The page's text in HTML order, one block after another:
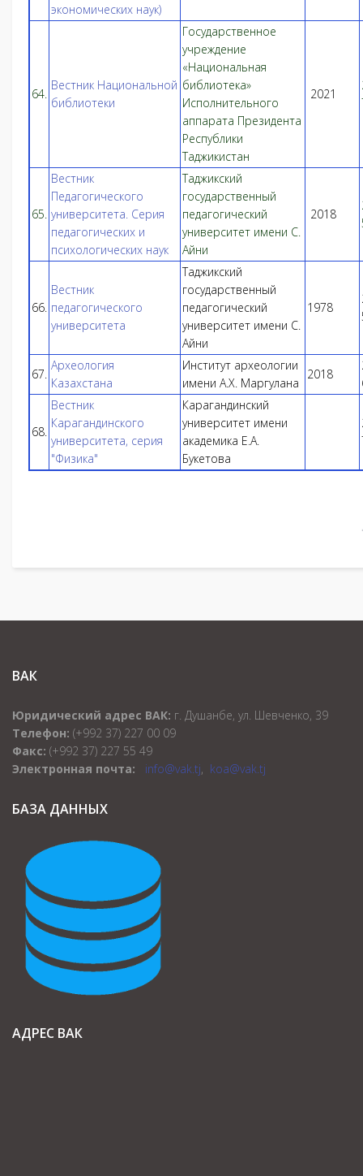
экономических наук)
64.
Вестник Национальной
библиотеки
Государственное
учреждение
«Национальная
библиотека»
Исполнительного
аппарата Президента
Республики
Таджикистан
2021
65.
Вестник
Педагогического
университета. Серия
педагогических и
психологических наук
Таджикский
государственный
педагогический
университет имени С.
Айни
2018
66.
Вестник
педагогического
университета
Таджикский
государственный
педагогический
университет имени С.
Айни
1978
67.
Археология
Казахстана
Институт археологии
имени А.Х. Маргулана
2018
68.
Вестник
Карагандинского
университета, серия
"Физика"
Карагандинский
университет имени
академика Е.А.
Букетова
ВАК
Юридический адрес ВАК: г. Душанбе, ул. Шевченко, 39
Телефон: (+992 37) 227 00 09
Факс: (+992 37) 227 55 49
Электронная почта:
info@vak.tj, koa@vak.tj
БАЗА ДАННЫХ
АДРЕС ВАК